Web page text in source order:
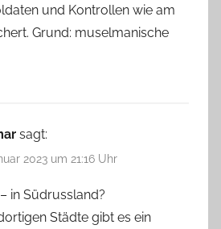
und Kontrollen wie am
Grund: muselmanische
sagt:
2023 um 21:16 Uhr
in Südrussland?
Städte gibt es ein